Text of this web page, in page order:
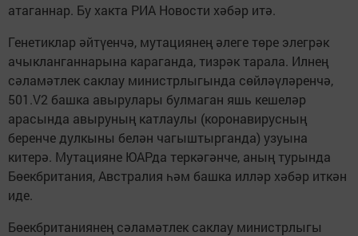
атаганнар. Бу хакта РИА Новости хәбәр итә.
Генетиклар әйтүенчә, мутациянең әлеге төре элегрәк
ачыкланганнарына караганда, тизрәк тарала. Илнең
сәламәтлек саклау министрлыгында сөйләүләренчә,
501.V2 башка авырулары булмаган яшь кешеләр
арасында авыруның катлаулы (коронавирусның
беренче дулкыны белән чагыштырганда) узуына
китерә. Мутацияне ЮАРда теркәгәнче, аның турында
Бөекбритания, Австралия һәм башка илләр хәбәр иткән
иде.
Бөекбританиянең сәламәтлек саклау министрлыгы